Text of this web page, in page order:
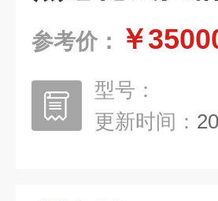
参考价： ￥
型号：
更新时间：